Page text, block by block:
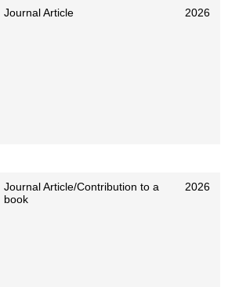
Journal Article 2026
Journal Article/Contribution to a
book
2026